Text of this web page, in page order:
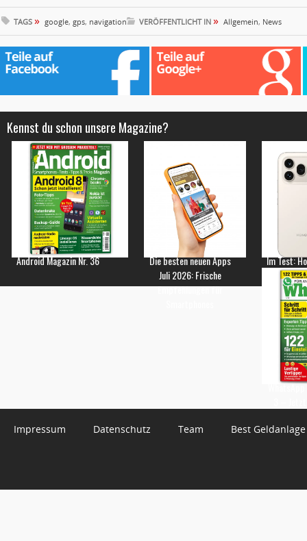
TAGS » google, gps, navigation VERÖFFENTLICHT IN » Allgemein, News
Kennst du schon unsere Magazine?
Android Magazin Nr. 36
Die besten neuen Apps
Juli 2026: Frische
Empfehlungen für
Im Test:
Impressum Datenschutz Team Best Geldanlage